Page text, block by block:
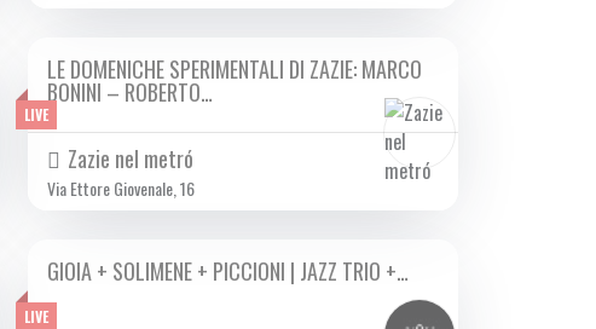
LIVE
DOM 03/12 2023
LE DOMENICHE SPERIMENTALI DI ZAZIE: MARCO
BONINI – ROBERTO…
Zazie nel metró
Via Ettore Giovenale, 16
LIVE
DOM 03/12 2023
GIOIA + SOLIMENE + PICCIONI | JAZZ TRIO +…